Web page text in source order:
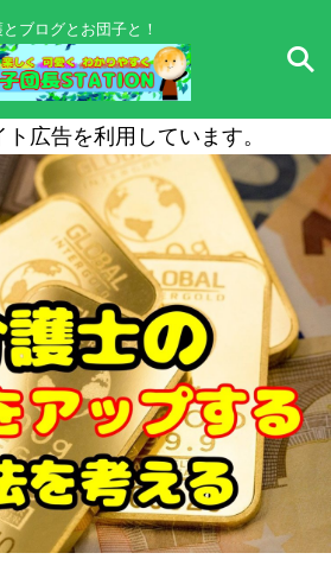
ブログとお団子と！
広告を利用しています。